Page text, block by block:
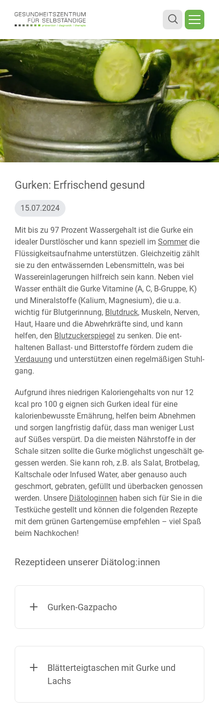
Gurken: Erfrischend gesund
15.07.2024
Mit bis zu 97 Prozent Wassergehalt ist die Gurke ein
idealer Durst­löscher und kann speziell im Sommerdie
Flüssig­keits­auf­nahme unter­stützen. Gleich­zeitig zählt
sie zu den ent­wässernden Lebens­mitteln, was bei
Wasser­einlagerungen hilf­reich sein kann. Neben viel
Wasser enthält die Gurke Vitamine (A, C, B-Gruppe, K)
und Mineral­stoffe (Kalium, Magnesium), die u.a.
wichtig für Blut­gerinnung, Blutdruck, Muskeln, Nerven,
Haut, Haare und die Ab­wehr­kräfte sind, und kann
helfen, den Blut­zucker­spiegel zu senken. Die ent­
haltenen Ballast- und Bitter­stoffe fördern zudem die
Verdauung und unter­stützen einen regel­mäßigen Stuhl­
gang.
Aufgrund ihres niedrigen Kalorien­gehalts von nur 12
kcal pro 100 g eignen sich Gurken ideal für eine
kalorien­bewusste Ernährung, helfen beim Ab­nehmen
und sorgen lang­fristig dafür, dass man weniger Lust
auf Süßes verspürt. Da die meisten Nähr­stoffe in der
Schale sitzen sollte die Gurke möglichst un­ge­schält ge­
gessen werden. Sie kann roh, z.B. als Salat, Brot­belag,
Kalt­schale oder Infused Water, aber genauso auch
geschmort, gebraten, gefüllt und über­backen ge­nossen
werden. Unsere Diätologinnen haben sich für Sie in die
Test­küche gestellt und können die folgenden Rezepte
mit dem grünen Garten­gemüse empfehlen – viel Spaß
beim Nach­kochen!
Rezeptideen unserer Diätolog:innen
Gurken-Gazpacho
Blätterteigtaschen mit Gurke und
Lachs